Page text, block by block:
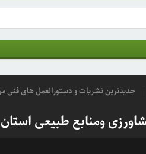
جدیدترین نشریات و دستورالعمل های فنی
ومنابع طبیعی